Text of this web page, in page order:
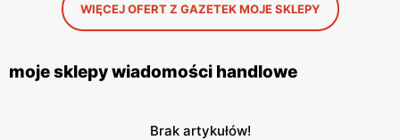
WIĘCEJ OFERT Z GAZETEK MOJE SKLEPY
moje sklepy wiadomości handlowe
Brak artykułów!